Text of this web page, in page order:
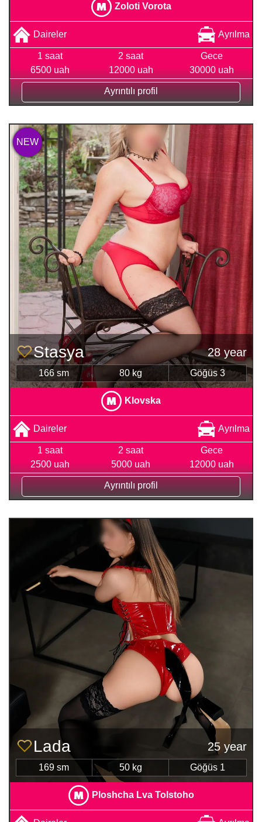
Zoloti Vorota
Daireler Ayrılma
1 saat
6500 uah
2 saat
12000 uah
Gece
30000 uah
Ayrıntılı profil
Stasya 28 year
166 sm 80 kg Göğüs 3
Klovska
Daireler Ayrılma
1 saat
2500 uah
2 saat
5000 uah
Gece
12000 uah
Ayrıntılı profil
NEW
Lada 25 year
169 sm 50 kg Göğüs 1
Ploshcha Lva Tolstoho